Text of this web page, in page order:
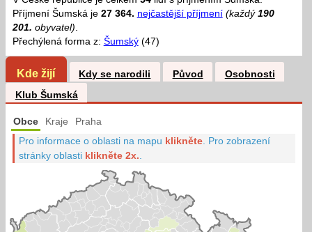
Příjmení Šumská je 27 364. nejčastější příjmení (každý 190
201. obyvatel).
Přechýlená forma z: Šumský(47)
Kde žijí Kdy se narodili Původ
Osobnosti
Klub Šumská
Obce Kraje Praha
Pro informace o oblasti na mapu klikněte Pro zobrazení
stránky oblasti klikněte 2x.